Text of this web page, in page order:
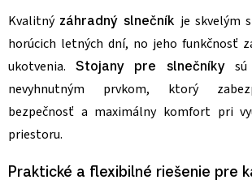
Kvalitný záhradný slnečník je skvelým
horúcich letných dní, no jeho funkčnosť
ukotvenia. Stojany pre slnečníky sú
nevyhnutným prvkom, ktorý
bezpečnosť a maximálny komfort pri
priestoru.
Praktické a flexibilné riešenie pre